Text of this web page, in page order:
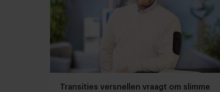
Transities versnellen vraagt om slimme